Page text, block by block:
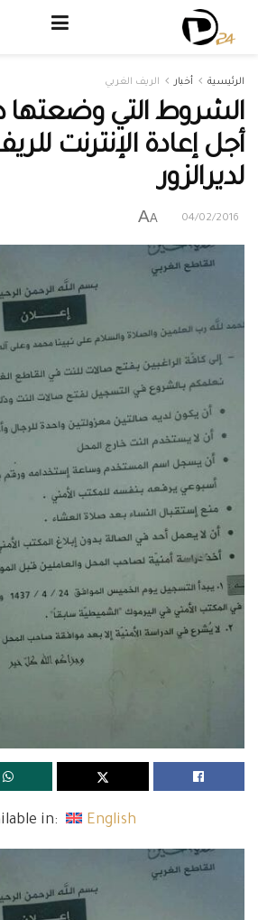
الرئيسية أخبار الريف الغربي
الشروط التي
أجل إعادة الإنترنت
لديرالزور
04/02/2016
A
A
in: English